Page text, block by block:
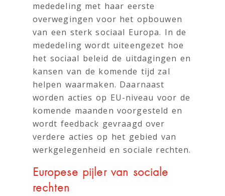
mededeling met haar eerste
overwegingen voor het opbouwen
van een sterk sociaal Europa. In de
mededeling wordt uiteengezet hoe
het sociaal beleid de uitdagingen en
kansen van de komende tijd zal
helpen waarmaken. Daarnaast
worden acties op EU-niveau voor de
komende maanden voorgesteld en
wordt feedback gevraagd over
verdere acties op het gebied van
werkgelegenheid en sociale rechten.
Europese pijler van sociale
rechten